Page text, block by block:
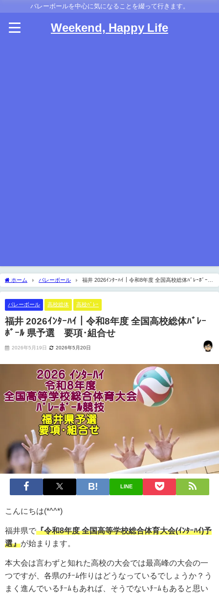
バレーボールを中心に気になることを綴って行きます。
Weekend, Happy Life
ホーム バレーボール
福井 2026ｲﾝﾀｰﾊｲ｜令和8年度 全国高校総体ﾊﾞﾚｰﾎﾞｰﾙ
県予選 要項･組合せ
バレーボール 高校総体 高校ﾊﾞﾚｰ
福井 2026ｲﾝﾀｰﾊｲ｜令和8年度 全国高校総体ﾊﾞﾚｰ
ﾎﾞｰﾙ 県予選 要項･組合せ
2026年5月19日 2026年5月20日
LINE
こんにちは(*^^*)
福井県で『令和8年度全国高等学校総合体育大会(ｲﾝﾀｰﾊｲ)予
選』が始まります。
本大会は言わずと知れた高校の大会では最高峰の大会の一
つですが、各県のﾁｰﾑ作りはどうなっているでしょうか？う
まく進んでいるﾁｰﾑもあれば、そうでないﾁｰﾑもあると思い